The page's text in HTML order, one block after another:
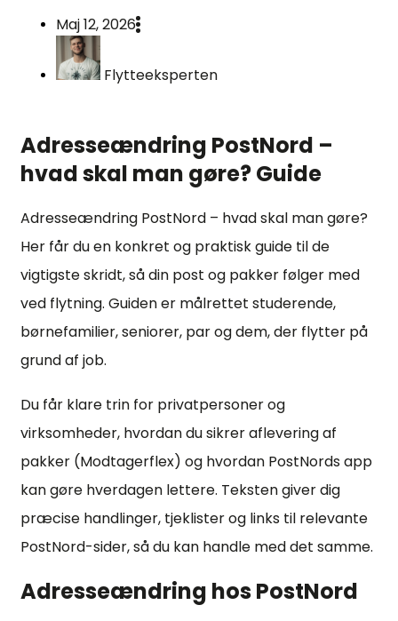
Maj 12, 2026
Flytteeksperten
Adresseændring PostNord –
hvad skal man gøre? Guide
Adresseændring PostNord – hvad skal man gøre?
Her får du en konkret og praktisk guide til de
vigtigste skridt, så din post og pakker følger med
ved flytning. Guiden er målrettet studerende,
børnefamilier, seniorer, par og dem, der flytter på
grund af job.
Du får klare trin for privatpersoner og
virksomheder, hvordan du sikrer aflevering af
pakker (Modtagerflex) og hvordan PostNords app
kan gøre hverdagen lettere. Teksten giver dig
præcise handlinger, tjeklister og links til relevante
PostNord-sider, så du kan handle med det samme.
Adresseændring hos PostNord